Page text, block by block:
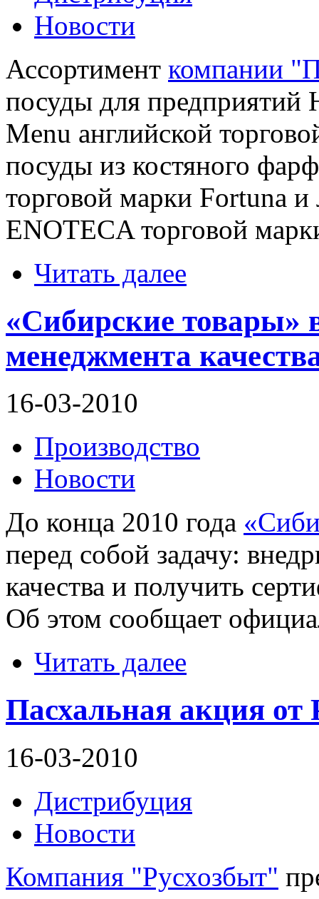
Новости
Ассортимент компании
посуды для предприятий
Menu английской
посуды из костяного
торговой марки Fortuna
ENOTECA торговой
Читать далее
«Сибирские товары»
менеджмента
16-03-2010
Производство
Новости
До конца 2010 года
перед собой задачу:
качества и получить
Об этом сообщает
Читать далее
Пасхальная акция от
16-03-2010
Дистрибуция
Новости
Компания "Русхозбыт"